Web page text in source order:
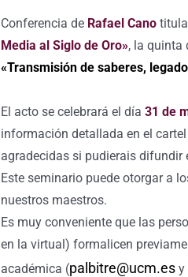
Conferencia de Rafael Cano
Media al Siglo de Oro», la quinta
«Transmisión de saberes,
El acto se celebrará el día 31 de
información detallada en el
agradecidas si pudierais difundir
Este seminario puede otorgar a
nuestros maestros.
Es muy conveniente que las
en la virtual) formalicen
académica (palbitre@ucm.esy